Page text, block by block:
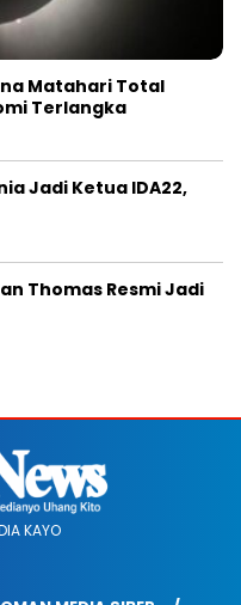
Matahari Total
Terlangka
Jadi Ketua IDA22,
Thomas Resmi Jadi
KAYO